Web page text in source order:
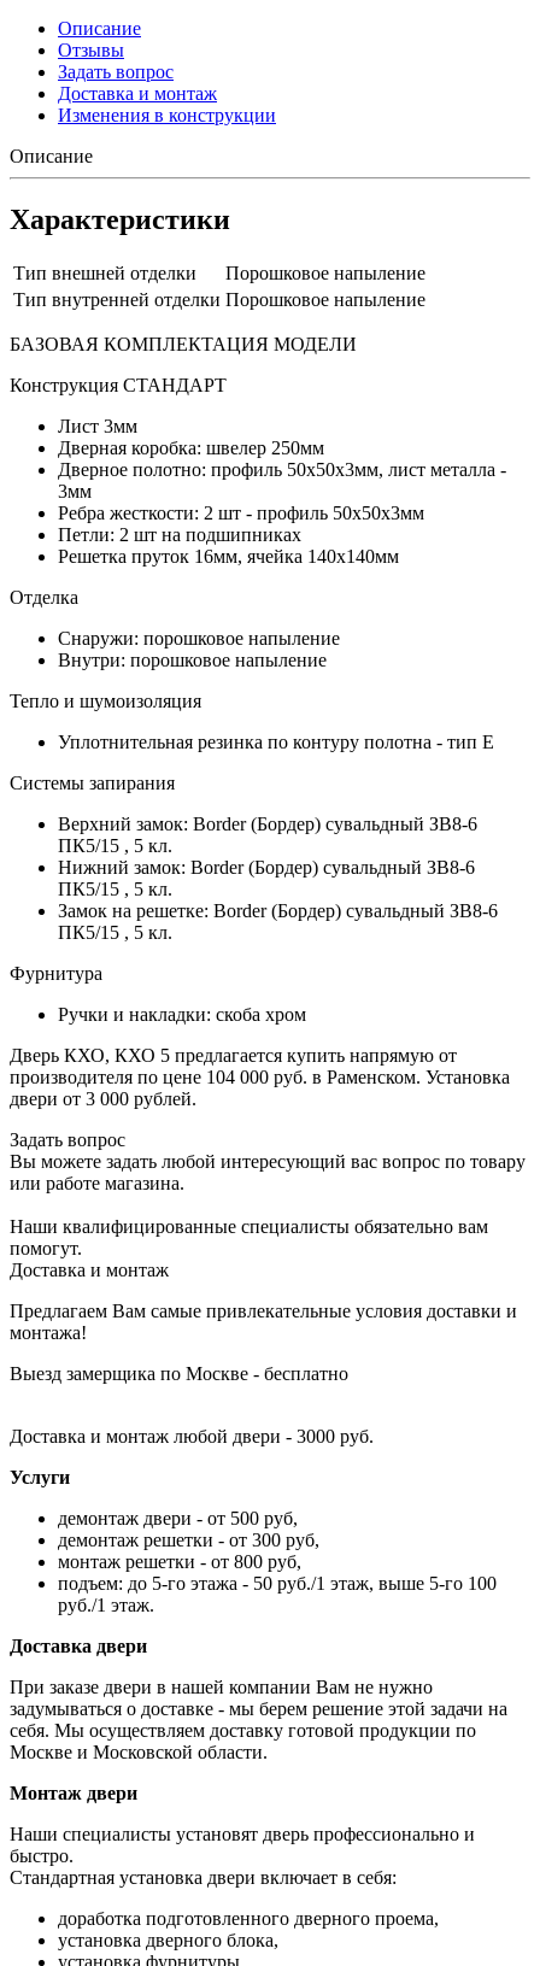
Описание
Отзывы
Задать вопрос
Доставка и монтаж
Изменения в конструкции
Описание
Характеристики
Тип внешней отделки
Порошковое напыление
Тип внутренней отделки Порошковое напыление
БАЗОВАЯ КОМПЛЕКТАЦИЯ МОДЕЛИ
Конструкция СТАНДАРТ
Лист 3мм
Дверная коробка: швелер 250мм
Дверное полотно: профиль 50х50х3мм, лист металла -
3мм
Ребра жесткости: 2 шт - профиль 50х50х3мм
Петли: 2 шт на подшипниках
Решетка пруток 16мм, ячейка 140х140мм
Отделка
Снаружи: порошковое напыление
Внутри: порошковое напыление
Тепло и шумоизоляция
Уплотнительная резинка по контуру полотна - тип Е
Системы запирания
Верхний замок: Border (Бордер) сувальдный ЗВ8-6
ПК5/15 , 5 кл.
Нижний замок: Border (Бордер) сувальдный ЗВ8-6
ПК5/15 , 5 кл.
Замок на решетке: Border (Бордер) сувальдный ЗВ8-6
ПК5/15 , 5 кл.
Фурнитура
Ручки и накладки: скоба хром
Дверь КХО, КХО 5 предлагается купить напрямую от
производителя по цене 104 000 руб. в Раменском. Установка
двери от 3 000 рублей.
Задать вопрос
Вы можете задать любой интересующий вас вопрос по товару
или работе магазина.
Наши квалифицированные специалисты обязательно вам
помогут.
Доставка и монтаж
Предлагаем Вам самые привлекательные условия доставки и
монтажа!
Выезд замерщика по Москве - бесплатно
Доставка и монтаж любой двери - 3000 руб.
Услуги
демонтаж двери - от 500 руб,
демонтаж решетки - от 300 руб,
монтаж решетки - от 800 руб,
подъем: до 5-го этажа - 50 руб./1 этаж, выше 5-го 100
руб./1 этаж.
Доставка двери
При заказе двери в нашей компании Вам не нужно
задумываться о доставке - мы берем решение этой задачи на
себя. Мы осуществляем доставку готовой продукции по
Москве и Московской области.
Монтаж двери
Наши специалисты установят дверь профессионально и
быстро.
Стандартная установка двери включает в себя:
доработка подготовленного дверного проема,
установка дверного блока,